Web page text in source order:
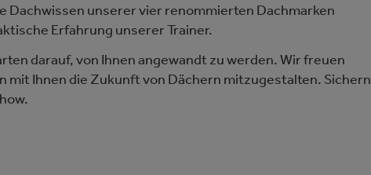
Dachwissen unserer vier renommierten Dachmarken
Erfahrung unserer Trainer.
darauf, von Ihnen angewandt zu werden. Wir freuen
mit Ihnen die Zukunft von Dächern mitzugestalten. Sichern